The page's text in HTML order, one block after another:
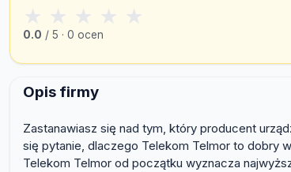
★ ★ ★ ★ ★
0.0 / 5 · 0 ocen
Opis firmy
Zastanawiasz się nad tym, który producent
się pytanie, dlaczego Telekom Telmor to dobry
Telekom Telmor od początku wyznacza